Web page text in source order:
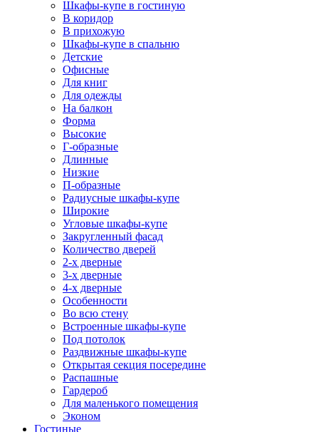
Шкафы-купе в гостиную
В коридор
В прихожую
Шкафы-купе в спальню
Детские
Офисные
Для книг
Для одежды
На балкон
Форма
Высокие
Г-образные
Длинные
Низкие
П-образные
Радиусные шкафы-купе
Широкие
Угловые шкафы-купе
Закругленный фасад
Количество дверей
2-х дверные
3-х дверные
4-х дверные
Особенности
Во всю стену
Встроенные шкафы-купе
Под потолок
Раздвижные шкафы-купе
Открытая секция посередине
Распашные
Гардероб
Для маленького помещения
Эконом
Гостиные